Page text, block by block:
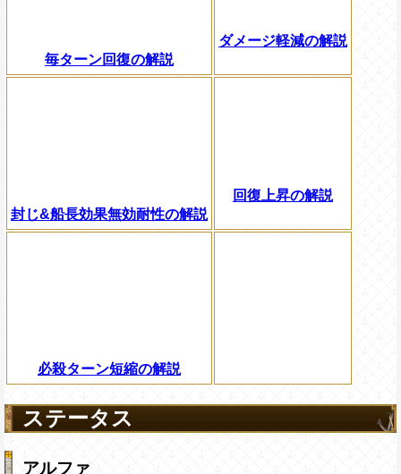
毎ターン回復の解説
ダメージ軽減の解説
封じ&船長効果無効耐性の解説
回復上昇の解説
必殺ターン短縮の解説
ステータス
アルファ